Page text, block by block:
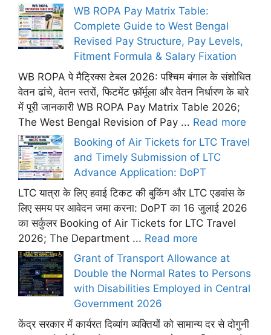
WB ROPA Pay Matrix Table:
Complete Guide to West Bengal
Revised Pay Structure, Pay Levels,
Fitment Formula & Salary Fixation
WB ROPA पे मैट्रिक्स टेबल 2026: पश्चिम बंगाल के संशोधित
वेतन ढांचे, वेतन स्तरों, फिटमेंट फ़ॉर्मूला और वेतन निर्धारण के बारे
में पूरी जानकारी WB ROPA Pay Matrix Table 2026;
The West Bengal Revision of Pay ... Read more
Booking of Air Tickets for LTC Travel
and Timely Submission of LTC
Advance Application: DoPT
LTC यात्रा के लिए हवाई टिकट की बुकिंग और LTC एडवांस के
लिए समय पर आवेदन जमा करना: DoPT का 16 जुलाई 2026
का सर्कुलर Booking of Air Tickets for LTC Travel
2026; The Department ... Read more
Grant of Transport Allowance at
Double the Normal Rates to Persons
with Disabilities Employed in Central
Government 2026
केंद्र सरकार में कार्यरत दिव्यांग व्यक्तियों को सामान्य दर से दोगुनी